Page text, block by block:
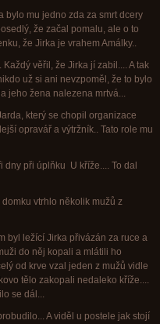
bylo mu jedno zda za smrt dcery
že začal pomalu, ale o to
že Jirka je vrahem Amálky..
věřil, že Jirka jí zabil.... A tak
už si ani nevzpoměl, že to bylo
jeho žena nalezena mrtvá...
který se chopil organizace
opravář a výtržník.. Tato role mu
dny při úplňku U kříže.... To dal
vtrhlo několik mužů z
byl ležící Jirka přivázán za ruce a
do něj kopali a mlátili ho
od krve vzal jeden z mužů vidle
tělo zakopali nedaleko kříže....
se dál...
A viděl u postele jak stojí